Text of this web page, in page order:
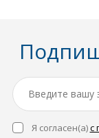
Я согласен(a)с